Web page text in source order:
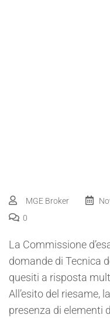
MGE Broker
0
La Commissione
domande di Tecnica
quesiti a risposta
All’esito del riesame,
presenza di elementi